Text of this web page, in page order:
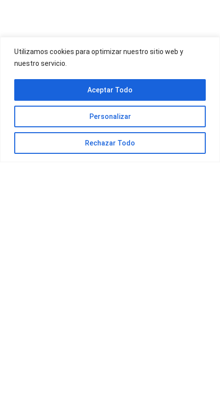
Utilizamos cookies para optimizar nuestro sitio web y
nuestro servicio.
Personalizar
Rechazar Todo
Aceptar Todo